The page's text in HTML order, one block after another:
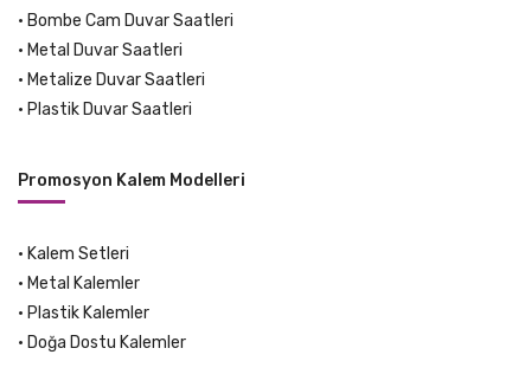
• Bombe Cam Duvar Saatleri
• Metal Duvar Saatleri
• Metalize Duvar Saatleri
• Plastik Duvar Saatleri
Promosyon Kalem Modelleri
• Kalem Setleri
• Metal Kalemler
• Plastik Kalemler
• Doğa Dostu Kalemler